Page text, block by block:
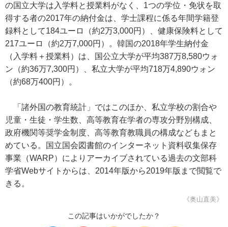
の国立大学は入学料と授業料がなく、1つの学位・免状を取
得する者の2017年の納付金は、学士課程に係る年間学籍登
録料として184ユーロ（約2万3,000円）、健康保険料として
217ユーロ（約2万7,000円）。韓国の2018年学生納付金
（入学料＋授業料）は、国公立大学が平均387万8,580ウォ
ン（約36万7,300円）、私立大学が平均718万4,890ウォン
（約68万400円）。
「諸外国の教育統計」ではこのほか、私立学校の割合や
児童・生徒・学生数、高等教育在学者の専攻分野別構成、
政府機関等奨学金制度、高等教育教職員の構成などもまと
めている。国立国会図書館のインターネット資料収集保存
事業（WARP）によりアーカイブされている過去の文部科
学省Webサイトからは、2014年版から2019年版まで閲覧で
きる。
《奥山直美》
この記事はいかがでしたか？